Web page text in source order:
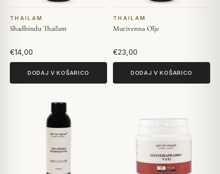
THAILAM
Shadbindu Thailam
€14,00
DODAJ V KOŠARICO
THAILAM
Murivenna Olje
€23,00
DODAJ V KOŠARICO